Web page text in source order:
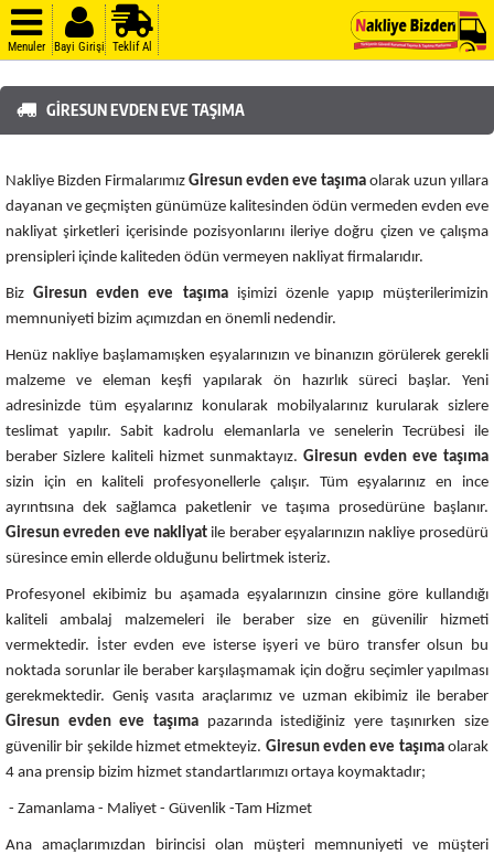
Menuler Bayi Girişi Teklif Al
GIRESUN EVDEN EVE TAŞIMA
Nakliye Bizden Firmalarımız Giresun evden eve taşıma olarak uzun yıllara
dayanan ve geçmişten günümüze kalitesinden ödün vermeden evden eve
nakliyat şirketleri içerisinde pozisyonlarını ileriye doğru çizen ve çalışma
prensipleri içinde kaliteden ödün vermeyen nakliyat firmalarıdır.
BizGiresunevden eve taşımaişimizi özenle yapıp müşterilerimizin
memnuniyeti bizim açımızdan en önemli nedendir.
Henüz nakliye başlamamışken eşyalarınızın ve binanızın görülerek gerekli
malzeme ve eleman keşfi yapılarak ön hazırlık süreci başlar. Yeni
adresinizde tüm eşyalarınız konularak mobilyalarınız kurularak sizlere
teslimat yapılır. Sabit kadrolu elemanlarla ve senelerin Tecrübesi ile
beraber Sizlere kaliteli hizmet sunmaktayız.Giresun evden eve taşıma
sizin için en kaliteli profesyonellerle çalışır. Tüm eşyalarınız en ince
ayrıntısına dek sağlamca paketlenir ve taşıma prosedürüne başlanır.
Giresun evreden eve nakliyat ile beraber eşyalarınızın nakliye prosedürü
süresince emin ellerde olduğunu belirtmek isteriz.
Profesyonel ekibimiz bu aşamada eşyalarınızın cinsine göre kullandığı
kaliteli ambalaj malzemeleri ile beraber size en güvenilir hizmeti
vermektedir. İster evden eve isterse işyeri ve büro transfer olsun bu
noktada sorunlar ile beraber karşılaşmamak için doğru seçimler yapılması
gerekmektedir. Geniş vasıta araçlarımız ve uzman ekibimiz ile beraber
Giresun evden eve taşımapazarında istediğiniz yere taşınırken size
güvenilir bir şekilde hizmet etmekteyiz. Giresunevden eve taşımaolarak
4 ana prensip bizim hizmet standartlarımızı ortaya koymaktadır;
- Zamanlama - Maliyet - Güvenlik -Tam Hizmet
Ana amaçlarımızdan birincisi olan müşteri memnuniyeti ve müşteri